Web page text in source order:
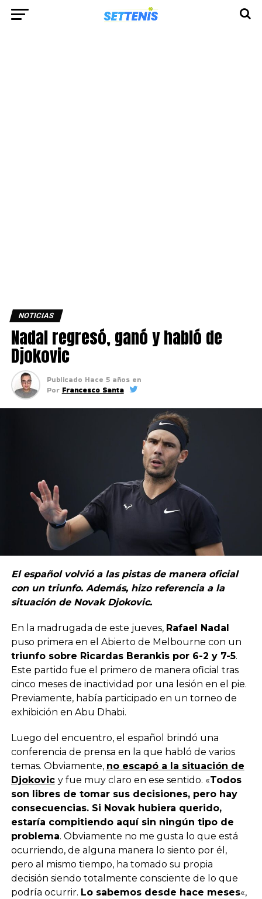
NOTICIAS
Nadal regresó, ganó y habló de
Djokovic
Publicado Hace 5 años en
Por Francesco Santa
El español volvió a las pistas de manera oficial
con un triunfo. Además, hizo referencia a la
situación de Novak Djokovic.
En la madrugada de este jueves, Rafael Nadal
puso primera en el Abierto de Melbourne con un
triunfo sobre Ricardas Berankis por 6-2 y 7-5.
Este partido fue el primero de manera oficial tras
cinco meses de inactividad por una lesión en el pie.
Previamente, había participado en un torneo de
exhibición en Abu Dhabi.
Luego del encuentro, el español brindó una
conferencia de prensa en la que habló de varios
temas. Obviamente, no escapó a la situación de
Djokovic y fue muy claro en ese sentido. «Todos
son libres de tomar sus decisiones, pero hay
consecuencias. Si Novak hubiera querido,
estaría compitiendo aquí sin ningún tipo de
problema. Obviamente no me gusta lo que está
ocurriendo, de alguna manera lo siento por él,
pero al mismo tiempo, ha tomado su propia
decisión siendo totalmente consciente de lo que
podría ocurrir. Lo sabemos desde hace meses«,